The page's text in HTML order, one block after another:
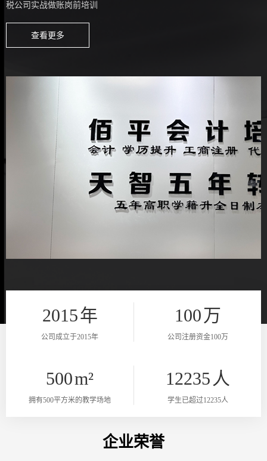
税公司实战做账岗前培训
查看更多
2015年
公司成立于2015年
100万
公司注册资金100万
500m²
拥有500平方米的教学场地
12235 人
学生已超过12235人
企业荣誉